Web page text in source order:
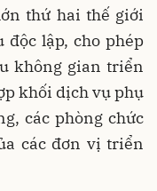
thứ hai thế giới
độc lập, cho phép
không gian triển
khối dịch vụ phụ
các phòng chức
các đơn vị triển